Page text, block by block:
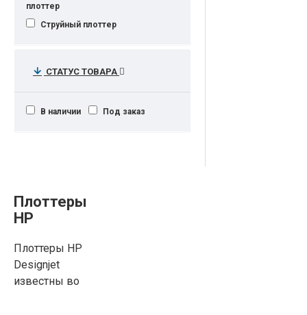
плоттер
Струйный плоттер
СТАТУС ТОВАРА
В наличии Под заказ
Плоттеры
HP
Плоттеры HP
Designjet
известны во